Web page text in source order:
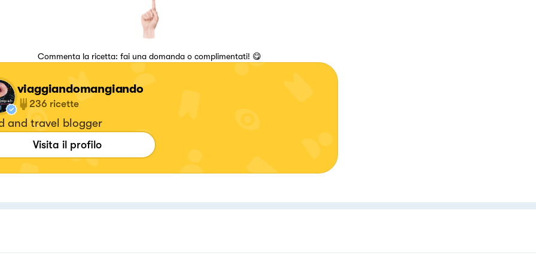
Commenta la ricetta: fai una domanda o complimentati! 😋
viaggiandomangiando
236 ricette
and travel blogger
Visita il profilo